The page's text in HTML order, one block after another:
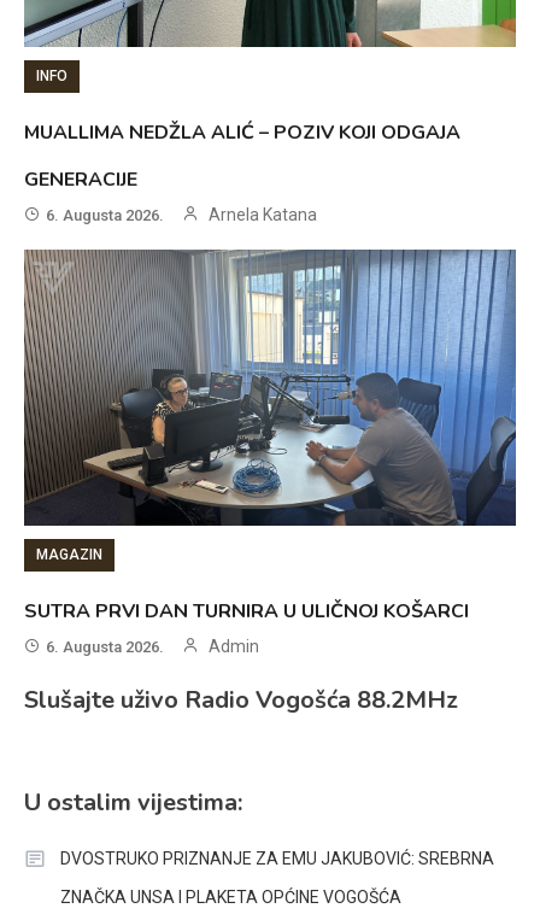
INFO
MUALLIMA NEDŽLA ALIĆ – POZIV KOJI ODGAJA
GENERACIJE
6. Augusta 2026. Arnela Katana
MAGAZIN
SUTRA PRVI DAN TURNIRA U ULIČNOJ KOŠARCI
6. Augusta 2026. Admin
Slušajte uživo Radio Vogošća 88.2MHz
U ostalim vijestima:
DVOSTRUKO PRIZNANJE ZA EMU JAKUBOVIĆ: SREBRNA
ZNAČKA UNSA I PLAKETA OPĆINE VOGOŠĆA